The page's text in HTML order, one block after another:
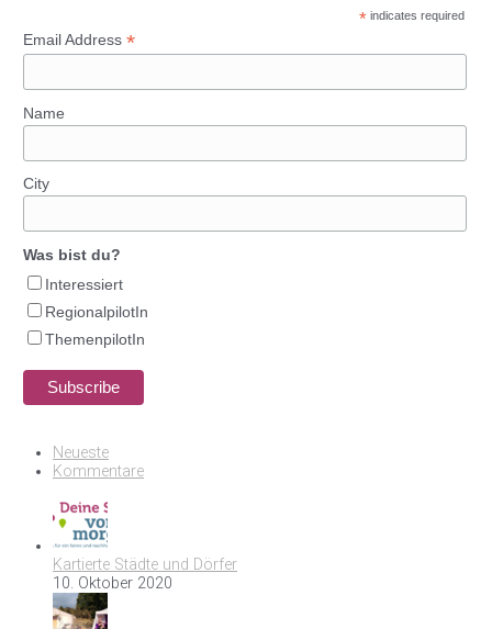
* indicates required
Email Address *
Name
City
Was bist du?
Interessiert
RegionalpilotIn
ThemenpilotIn
Neueste
Kommentare
Kartierte Städte und Dörfer
10. Oktober 2020